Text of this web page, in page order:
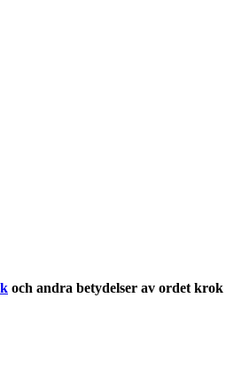
och andra betydelser av ordet krok